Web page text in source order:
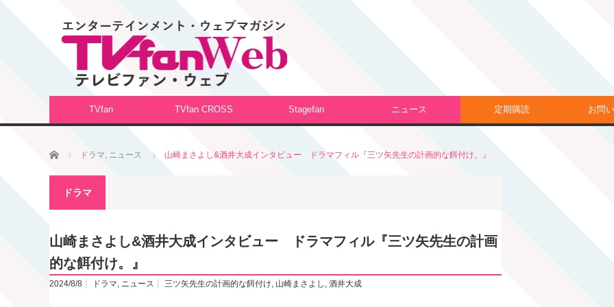
TVfan TVfan CROSS Stagefan ニュース 定期購読 お問
ホーム ドラマ, ニュース 山崎まさよし&酒井大成インタビュー ドラマフィル『三ツ矢先生の計画的な餌付け。』
ドラマ
山崎まさよし&酒井大成インタビュー ドラマフィル『三ツ矢先生の計画
的な餌付け。』
2024/8/8 ドラマ, ニュース 三ツ矢先生の計画的な餌付け, 山崎まさよし , 酒井大成